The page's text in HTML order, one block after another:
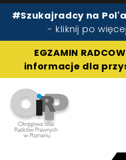
#Szukajradcy na
- kliknij po
EGZAMIN
informacje dla
Radca
Pomoc
O